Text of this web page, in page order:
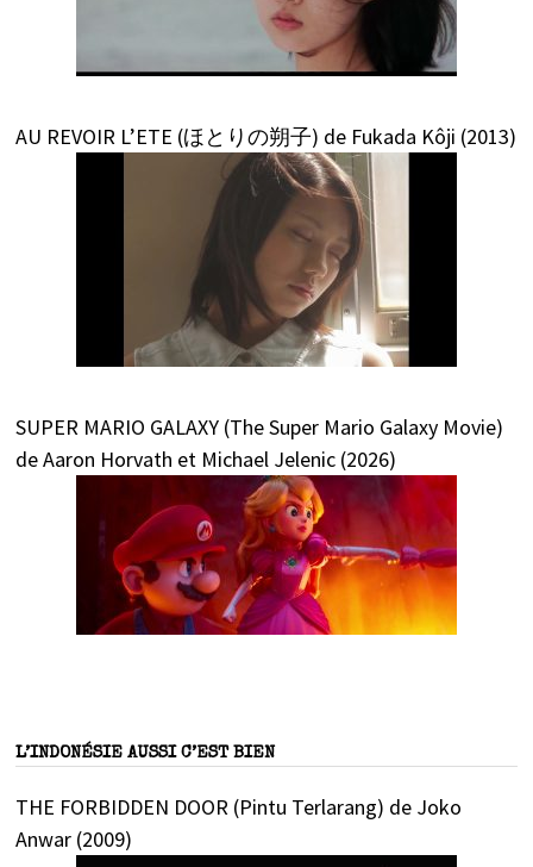
AU REVOIR L’ETE (ほとりの朔子) de Fukada Kôji (2013)
SUPER MARIO GALAXY (The Super Mario Galaxy Movie)
de Aaron Horvath et Michael Jelenic (2026)
L’INDONÉSIE AUSSI C’EST BIEN
THE FORBIDDEN DOOR (Pintu Terlarang) de Joko
Anwar (2009)